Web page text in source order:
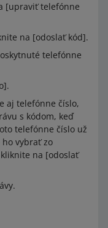
[upraviť telefónne
na [odoslať kód].
telefónne
aj telefónne číslo,
s kódom, keď
telefónne číslo už
vybrať zo
na [odoslať